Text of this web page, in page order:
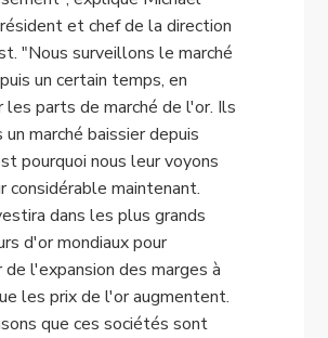
et chef de la direction
"Nous surveillons le marché
un certain temps, en
les parts de marché de l'or. Ils
marché baissier depuis
pourquoi nous leur voyons
considérable maintenant.
dans les plus grands
d'or mondiaux pour
de l'expansion des marges à
les prix de l'or augmentent.
que ces sociétés sont